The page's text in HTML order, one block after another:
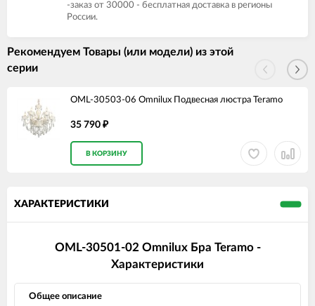
-заказ от 30000 - бесплатная доставка в регионы
России.
Рекомендуем Товары (или модели) из этой
серии
OML-30503-06 Omnilux Подвесная люстра Teramo
35 790 ₽
В КОРЗИНУ
ХАРАКТЕРИСТИКИ
OML-30501-02 Omnilux Бра Teramo -
Характеристики
Общее описание